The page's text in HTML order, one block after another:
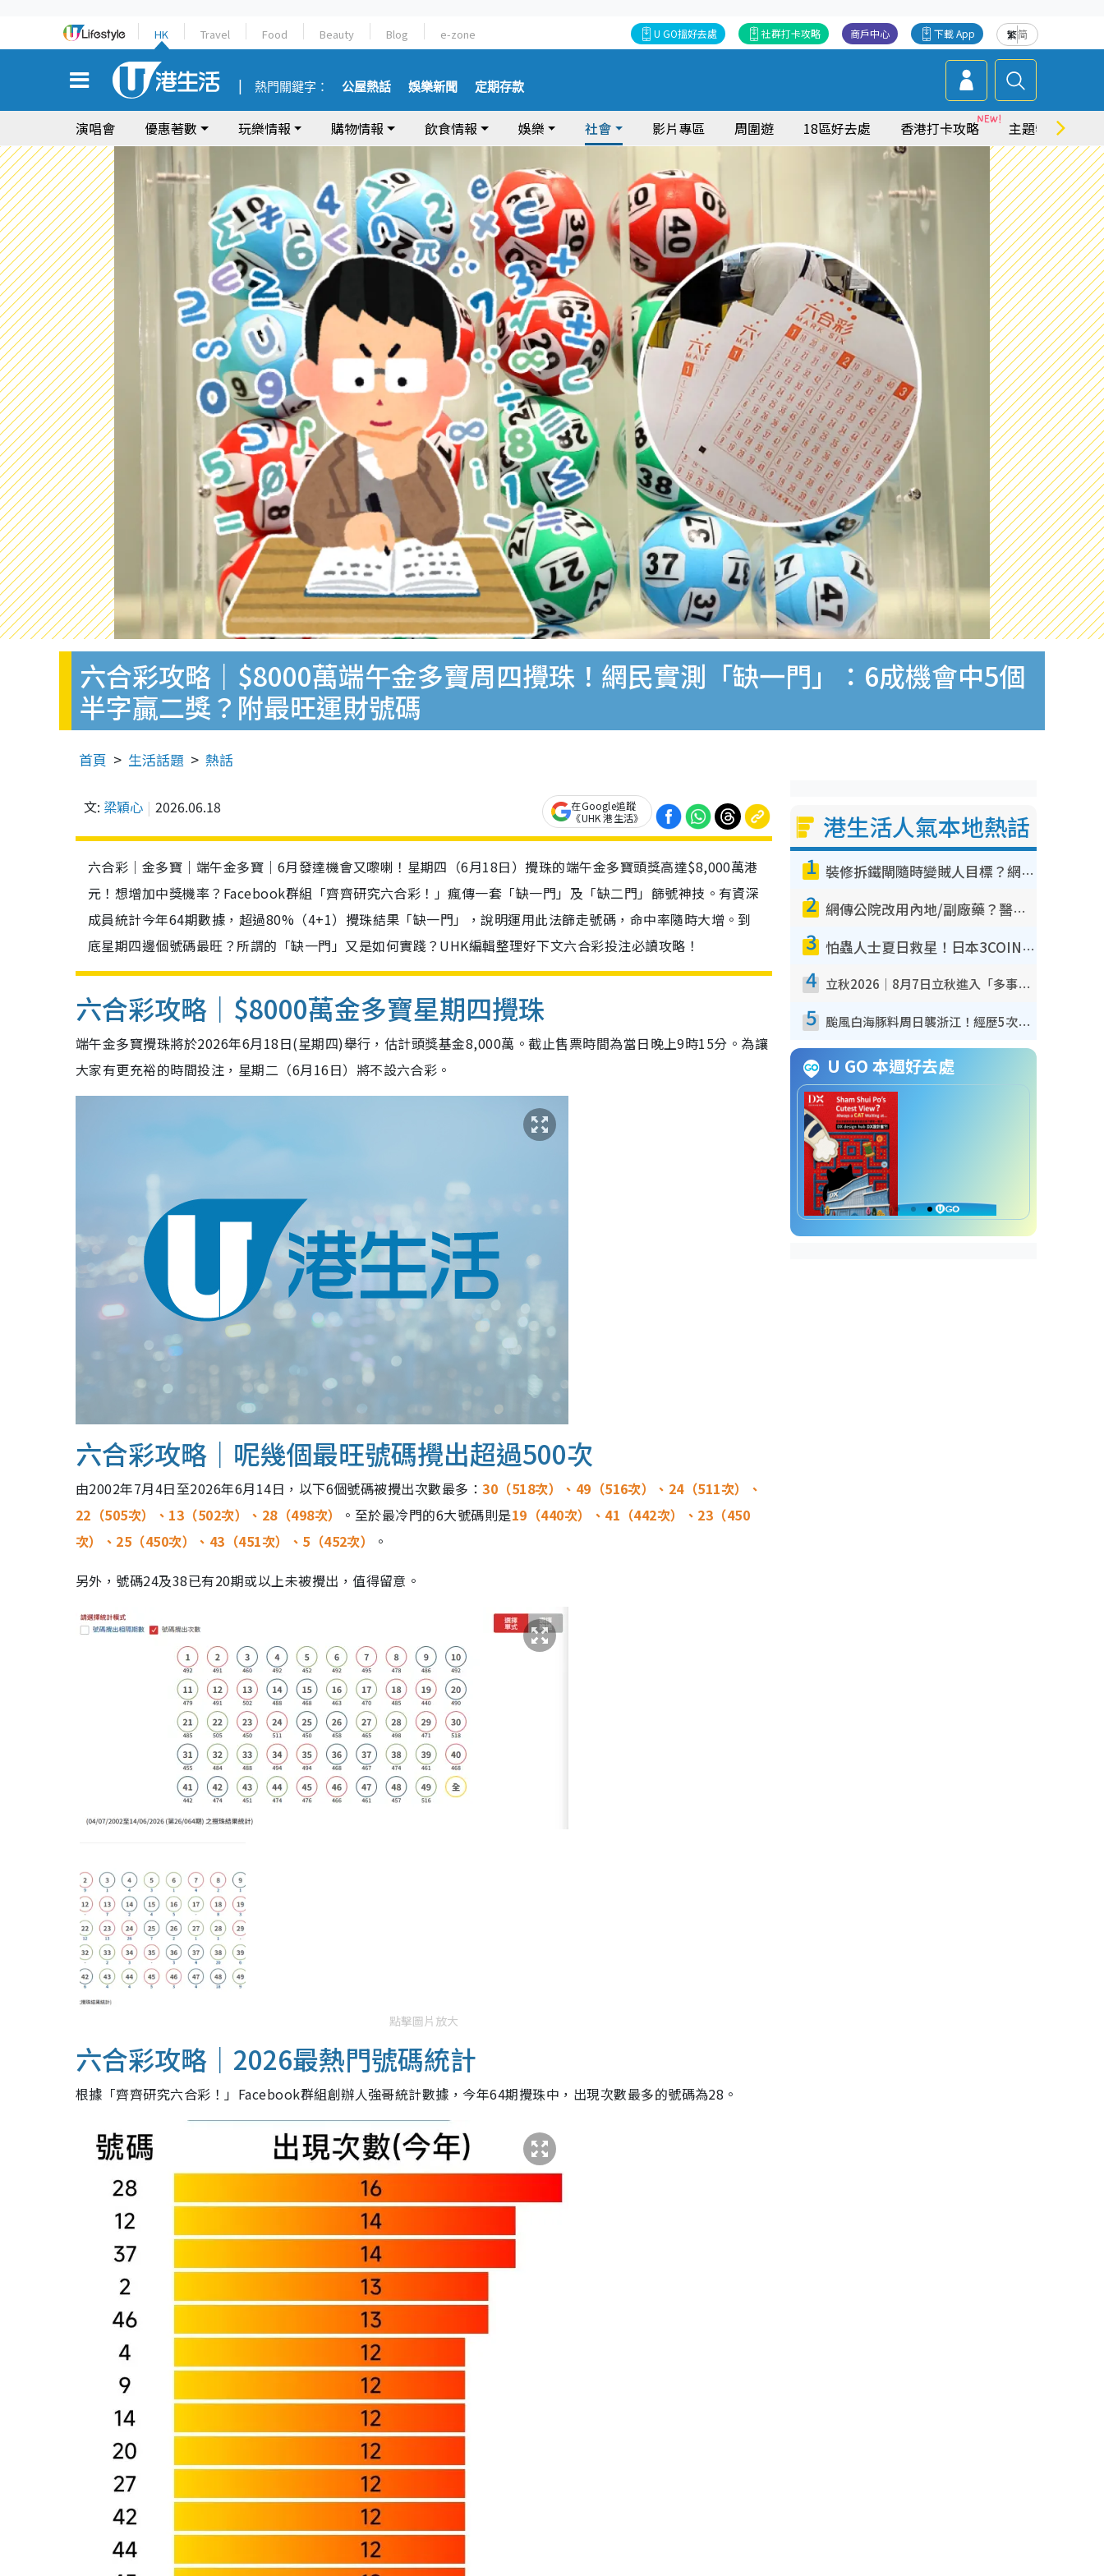
HK Travel Food Beauty Blog e-zone 繁简
下載 App
商戶中心
社群打卡攻略
U GO搵好去處
熱門關鍵字： 公屋熱話 娛樂新聞 定期存款
演唱會 優惠著數 玩樂情報 購物情報 飲食情報 娛樂 社會 影片專區 周圍遊 18區好去處 香港打卡攻略 主題特集
六合彩攻略｜$8000萬端午金多寶周四攪珠！網民實測「缺一門」：6成機會中5個
半字贏二獎？附最旺運財號碼
首頁 生活話題 熱話
文: 梁穎心 2026.06.18
在Google追蹤
《UHK 港生活》
六合彩｜金多寶｜端午金多寶｜6月發達機會又嚟喇！星期四（6月18日）攪珠的端午金多寶頭獎高達$8,000萬港
元！想增加中獎機率？Facebook群組「齊齊研究六合彩！」瘋傳一套「缺一門」及「缺二門」篩號神技。有資深
成員統計今年64期數據，超過80%（4+1）攪珠結果「缺一門」，說明運用此法篩走號碼，命中率隨時大增。到
底星期四邊個號碼最旺？所謂的「缺一門」又是如何實踐？UHK編輯整理好下文六合彩投注必讀攻略！
六合彩攻略｜$8000萬金多寶星期四攪珠
端午金多寶攪珠將於2026年6月18日(星期四)舉行，估計頭獎基金8,000萬。截止售票時間為當日晚上9時15分。為讓
大家有更充裕的時間投注，星期二（6月16日）將不設六合彩。
六合彩攻略｜呢幾個最旺號碼攪出超過500次
由2002年7月4日至2026年6月14日，以下6個號碼被攪出次數最多：30（518次）、49（516次）、24（511次）、
22（505次）、13（502次）、28（498次）
。至於最冷門的6大號碼則是19（440次）、41（442次）、23（450
次）、25（450次）、43（451次）、5（452次）
。
另外，號碼24及38已有20期或以上未被攪出，值得留意。
點擊圖片放大
六合彩攻略｜2026最熱門號碼統計
根據「齊齊研究六合彩！」Facebook群組創辦人強哥統計數據，今年64期攪珠中，出現次數最多的號碼為28。
港生活人氣本地熱話
1 裝修拆鐵閘隨時變賊人目標？網民揭2大關鍵用途：裝新式等於白裝？附新舊鐵閘分別
2 網傳公院改用內地/副廠藥？醫生拆解正副廠分別 揭4類人換藥隨時出事
3 怕蟲人士夏日救星！日本3COINS爆紅驅蟲神器$45起 1招「全程免觸碰」輕鬆搞定小強
4 立秋2026｜8月7日立秋進入「多事之秋」 3件事唔做得！專家教6招開運 清枱頭／銀包納氣接好運
5 颱風白海豚料周日襲浙江！經歷5次「眼牆置換」極罕見 成登陸內地最長途颱風
U GO 本週好去處